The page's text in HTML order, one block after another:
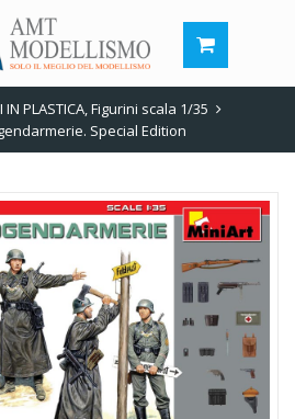
IN PLASTICA,Figurini scala 1/35
Special Edition